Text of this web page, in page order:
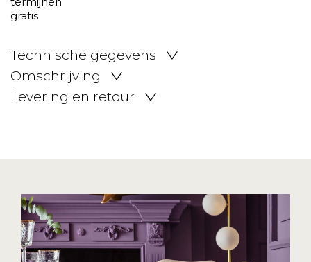
Technische gegevens
Omschrijving
Levering en retour